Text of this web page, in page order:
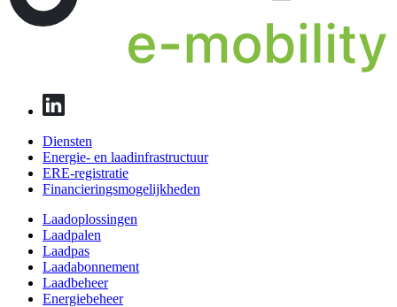
Diensten
Energie- en laadinfrastructuur
ERE-registratie
Financierings­mogelijkheden
Laadoplossingen
Laadpalen
Laadpas
Laadabonnement
Laadbeheer
Energiebeheer